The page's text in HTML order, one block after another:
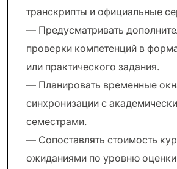
транскрипты и официальные
— Предусматривать
проверки компетенций в
или практического задания.
— Планировать временные
синхронизации с
семестрами.
— Сопоставлять стоимость
ожиданиями по уровню